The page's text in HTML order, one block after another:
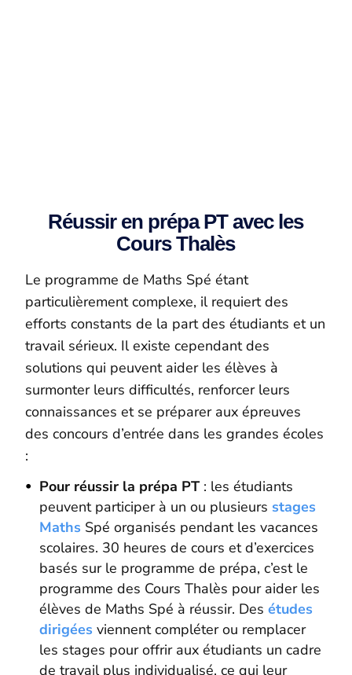
Réussir en prépa PT avec les
Cours Thalès
Le programme de Maths Spé étant
particulièrement complexe, il requiert des
efforts constants de la part des étudiants et un
travail sérieux. Il existe cependant des
solutions qui peuvent aider les élèves à
surmonter leurs difficultés, renforcer leurs
connaissances et se préparer aux épreuves
des concours d’entrée dans les grandes écoles
:
Pour réussir la prépa PT: les étudiants
peuvent participer à un ou plusieurs stages
Maths Spé organisés pendant les vacances
scolaires. 30 heures de cours et d’exercices
basés sur le programme de prépa, c’est le
programme des Cours Thalès pour aider les
élèves de Maths Spé à réussir. Desétudes
dirigées viennent compléter ou remplacer
les stages pour offrir aux étudiants un cadre
de travail plus individualisé, ce qui leur